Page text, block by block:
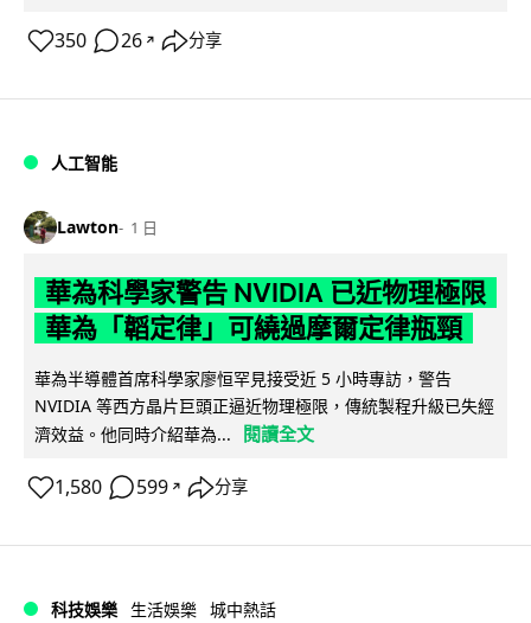
350 26 ↗ 分享
人工智能
Lawton 1 日
華為科學家警告 NVIDIA 已近物理極限
華為「韜定律」可繞過摩爾定律瓶頸
華為半導體首席科學家廖恒罕見接受近 5 小時專訪，警告
NVIDIA 等西方晶片巨頭正逼近物理極限，傳統製程升級已失經
濟效益。他同時介紹華為...
閱讀全文
1,580 599 ↗ 分享
科技娛樂 生活娛樂 城中熱話